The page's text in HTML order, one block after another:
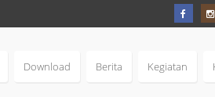
Download Berita Kegiatan